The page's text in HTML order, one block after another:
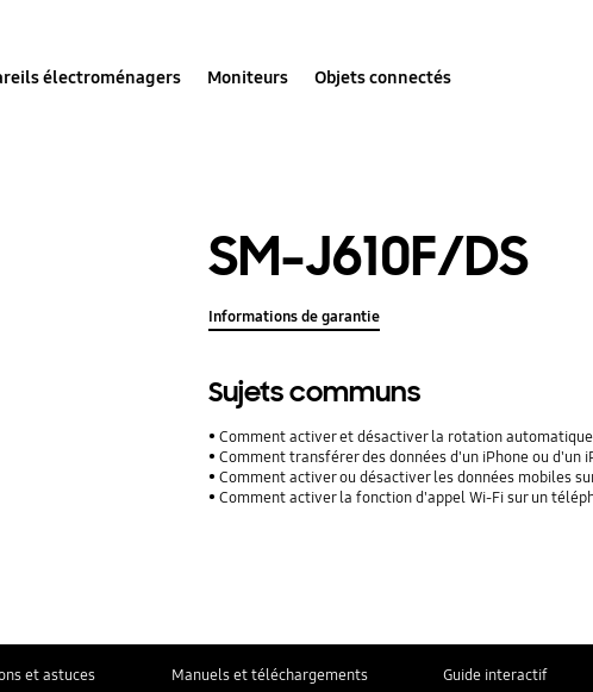
électroménagers Moniteurs Objets connectés
SM-J610F/DS
Informations de garantie
Sujets communs
Comment activer et désactiver la rotation
Comment transférer des données d'un iPhone ou d'un
Comment activer ou désactiver les données mobiles
Comment activer la fonction d'appel Wi-Fi sur un
et astuces Manuels et téléchargements Guide interactif